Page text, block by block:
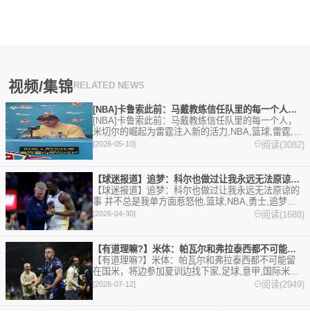
视频/集锦 RELATED NEWS
[NBA]卡鲁索此前：马戴教练信任队里的每一个人，米切尔的崛
[NBA]卡鲁索此前：马戴教练信任队里的每一个人，
米切尔的崛起为雷霆注入新的活力,NBA,篮球,雷霆,精
彩体育剪辑视频在线播放。本站提供最全的篮球视频
[2026-05-10] 阅读(3082)
【球迷报道】追梦：科尔也做过让我永远无法原谅的事 并不总是我
【球迷报道】追梦：科尔也做过让我永远无法原谅的
事 并不总是我单方面惹怒他,篮球,NBA,勇士,追梦。
欢迎收藏本站，24小时为你更新最新的足球，篮球体
育资讯。
[2026-04-30] 阅读(1688)
【有道理嘛?】米体：帕瓦尔和弗拉泰西都不可能留在国米，将边参
【有道理嘛?】米体：帕瓦尔和弗拉泰西都不可能留
在国米，将边参加夏训边找下家,足球,意甲,国际米兰,
英超,诺丁汉森林。欢迎收藏本站，24小时为你更新最
[2026-07-12] 阅读(2949)